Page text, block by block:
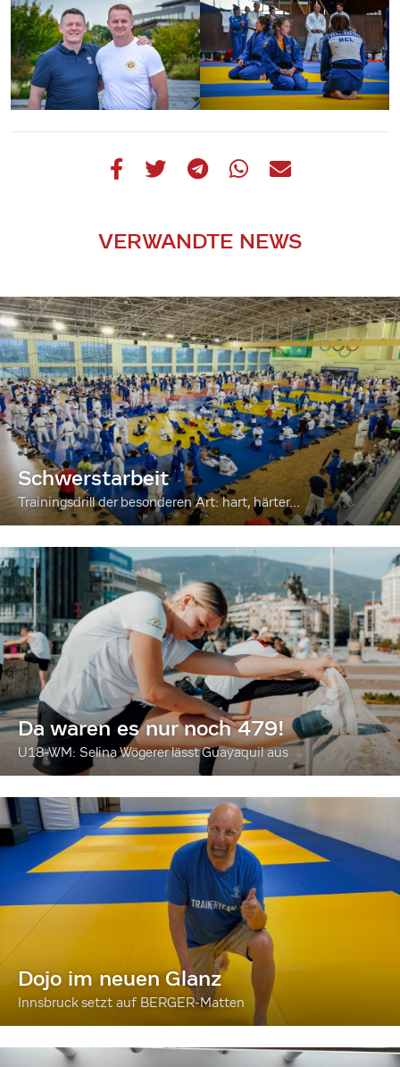
VERWANDTE NEWS
Schwerstarbeit
Trainingsdrill der besonderen Art: hart, härter...
Da waren es nur noch 479!
U18-WM: Selina Wögerer lässt Guayaquil aus
Dojo im neuen Glanz
Innsbruck setzt auf BERGER-Matten